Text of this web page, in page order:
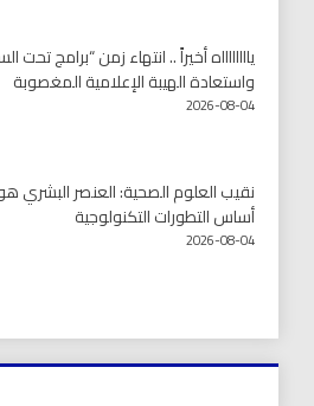
يااااااااه أخيراً .. انتهاء زمن “برامج تحت
واستعادة الهيبة الإعلامية المغصوبة
2026-08-04
نقيب العلوم الصحية: العنصر البشري
أساس التطورات التكنولوجية
2026-08-04